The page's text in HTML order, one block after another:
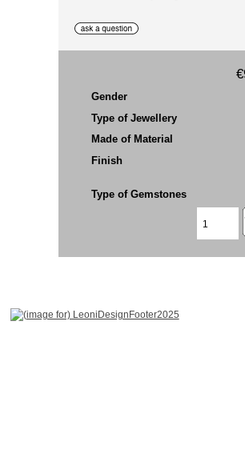
Gender
Type of Jewellery
Made of Material
Finish
Type of Gemstones